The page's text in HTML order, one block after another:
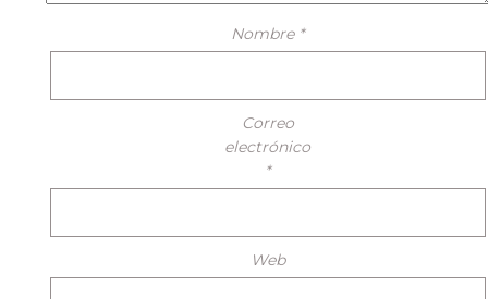
Nombre *
Correo
electrónico
*
Web